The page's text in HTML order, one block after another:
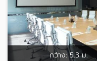
กว้าง: 5.3 ม.